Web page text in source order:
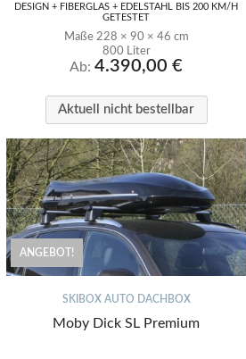
DESIGN + FIBERGLAS + EDELSTAHL BIS 200 KM/H
GETESTET
Maße 228 × 90 × 46 cm
800 Liter
Ab:4.390,00€
Aktuell nicht bestellbar
ANGEBOT!
SKIBOX AUTO DACHBOX
Moby Dick SL Premium